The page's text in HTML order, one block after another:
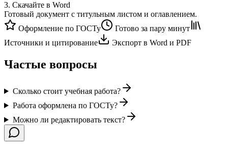
3. Скачайте в Word
Готовый документ с титульным листом и оглавлением.
Оформление по ГОСТу
Готово за пару минут
Источники и цитирование
Экспорт в Word и PDF
Частые вопросы
Сколько стоит учебная работа?
Работа оформлена по ГОСТу?
Можно ли редактировать текст?